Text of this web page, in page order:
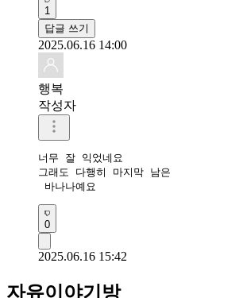
1
답글 쓰기
2025.06.16 14:00
행복
작성자
너무 잘 익었네요
그래도 다행히 마지막 남은
바나나예요
0
2025.06.16 15:42
자유이야기방